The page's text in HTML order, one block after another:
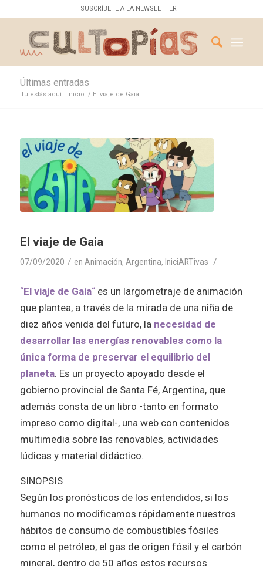
SUSCRÍBETE A LA NEWSLETTER
Últimas entradas
Tú estás aquí: Inicio / El viaje de Gaia
El viaje de Gaia
07/09/2020 / en Animación, Argentina, IniciARTivas /
“El viaje de Gaia“es un largometraje de animación
que plantea, a través de la mirada de una niña de
diez años venida del futuro, la necesidad de
desarrollar las energías renovables como la
única forma de preservar el equilibrio del
planeta. Es un proyecto apoyado desde el
gobierno provincial de Santa Fé, Argentina, que
además consta de un libro -tanto en formato
impreso como digital-, una web con contenidos
multimedia sobre las renovables, actividades
lúdicas y material didáctico.
SINOPSIS
Según los pronósticos de los entendidos, si los
humanos no modificamos rápidamente nuestros
hábitos de consumo de combustibles fósiles
como el petróleo, el gas de origen fósil y el carbón
mineral, dentro de 50 años estos recursos